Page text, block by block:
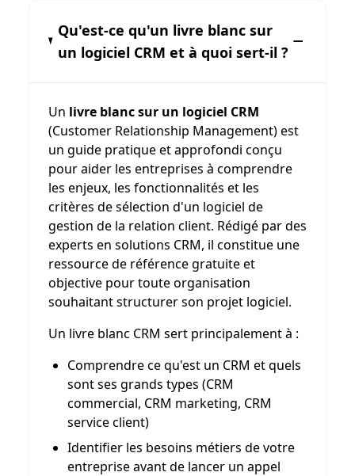
Qu'est-ce qu'un livre blanc sur
un logiciel CRM et à quoi sert-il ?
Un livre blanc sur un logiciel CRM
(Customer Relationship Management) est
un guide pratique et approfondi conçu
pour aider les entreprises à comprendre
les enjeux, les fonctionnalités et les
critères de sélection d'un logiciel de
gestion de la relation client. Rédigé par des
experts en solutions CRM, il constitue une
ressource de référence gratuite et
objective pour toute organisation
souhaitant structurer son projet logiciel.
Un livre blanc CRM sert principalement à :
Comprendre ce qu'est un CRM et quels
sont ses grands types (CRM
commercial, CRM marketing, CRM
service client)
Identifier les besoins métiers de votre
entreprise avant de lancer un appel